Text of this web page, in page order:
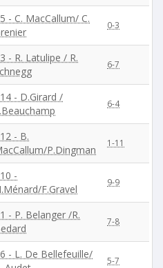
- C. MacCallum/ C.
0-3
- R. Latulipe / R.
6-7
- D.Girard /
6-4
- B.
P.Dingman
1-11
-
F.Gravel
9-9
- P. Belanger /R.
7-8
- L. De Bellefeuille/
5-7